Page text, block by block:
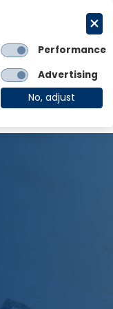
Client Login
Performance
Advertising
No, adjust